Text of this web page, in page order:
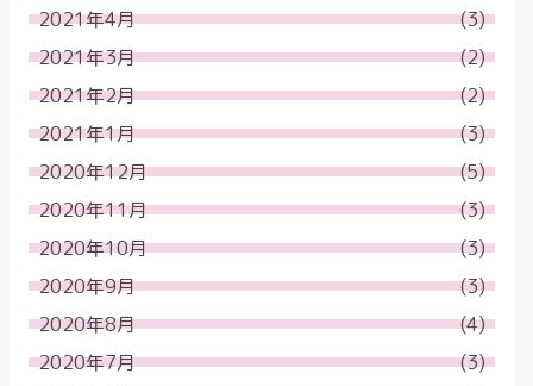
2021年4月
(3)
2021年3月
(2)
2021年2月
(2)
2021年1月
(3)
2020年12月
(5)
2020年11月
(3)
2020年10月
(3)
2020年9月
(3)
2020年8月
(4)
2020年7月
(3)